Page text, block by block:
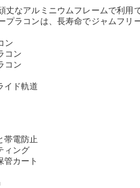
丈なアルミニウムフレームで利
プラコンは、長寿命でジャムフ
ン
コン
コン
イド軌道
帯電防止
ィング
管カート